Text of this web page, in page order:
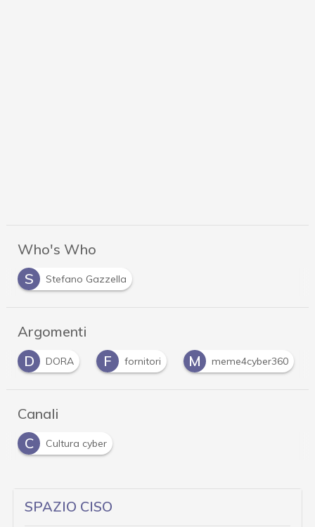
Who's Who
S
Stefano Gazzella
Argomenti
F
fornitori M meme4cyber360 N NIS
Canali
C
Cultura cyber
SPAZIO CISO